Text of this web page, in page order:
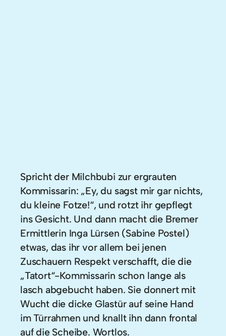
Spricht der Milchbubi zur ergrauten
Kommissarin: „Ey, du sagst mir gar nichts,
du kleine Fotze!“, und rotzt ihr gepflegt
ins Gesicht. Und dann macht die Bremer
Ermittlerin Inga Lürsen (Sabine Postel)
etwas, das ihr vor allem bei jenen
Zuschauern Respekt verschafft, die die
„Tatort“-Kommissarin schon lange als
lasch abgebucht haben. Sie donnert mit
Wucht die dicke Glastür auf seine Hand
im Türrahmen und knallt ihn dann frontal
auf die Scheibe. Wortlos.